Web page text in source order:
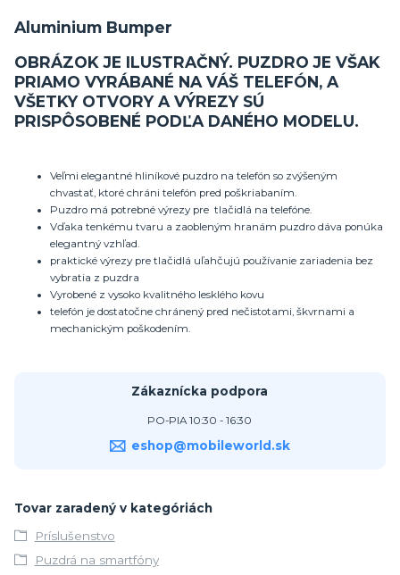
Aluminium Bumper
OBRÁZOK JE ILUSTRAČNÝ. PUZDRO JE VŠAK
PRIAMO VYRÁBANÉ NA VÁŠ TELEFÓN, A
VŠETKY OTVORY A VÝREZY SÚ
PRISPÔSOBENÉ PODĽA DANÉHO MODELU.
Veľmi elegantné hliníkové puzdro na telefón so zvýšeným
chvastať, ktoré chráni telefón pred poškriabaním.
Puzdro má potrebné výrezy pre tlačidlá na telefóne.
Vďaka tenkému tvaru a zaobleným hranám puzdro dáva ponúka
elegantný vzhľad.
praktické výrezy pre tlačidlá uľahčujú používanie zariadenia bez
vybratia z puzdra
Vyrobené z vysoko kvalitného lesklého kovu
telefón je dostatočne chránený pred nečistotami, škvrnami a
mechanickým poškodením.
Zákaznícka podpora
PO-PIA 10:30 - 16:30
eshop@mobileworld.sk
Tovar zaradený v kategóriách
Príslušenstvo
Puzdrá na smartfóny